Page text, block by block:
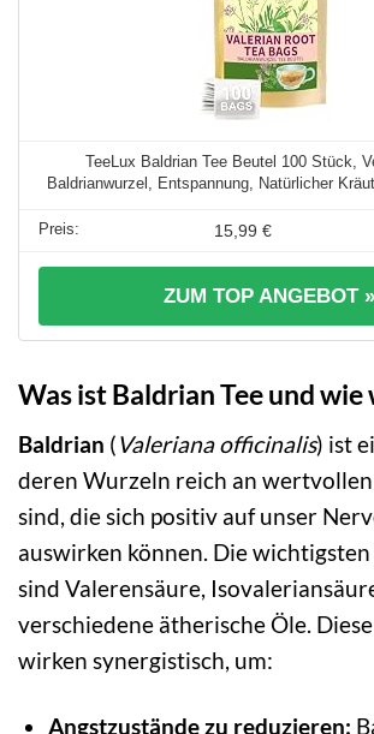
TeeLux Baldrian Tee Beutel 100 Stück,
Baldrianwurzel, Entspannung, Natürlicher
15,99 €
ZUM TOP ANGEBOT »
Was ist Baldrian Tee und
Baldrian (Valeriana officinalis) ist
deren Wurzeln reich an
sind, die sich positiv auf unser
auswirken können. Die
sind Valerensäure,
verschiedene ätherische Öle.
wirken synergistisch, um:
Angstzustände zu reduzieren: